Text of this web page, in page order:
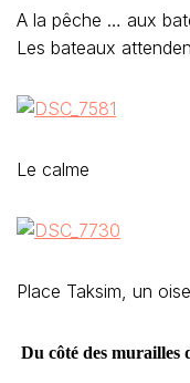
A la pêche … aux
Les bateaux
Le calme
Place Taksim, un
Du côté des murailles